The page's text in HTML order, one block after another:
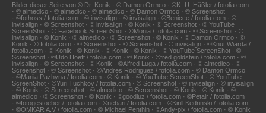
Bilder dieser Seite von:© Dr. Konik · © Damon Ormco · ©K.-U. Häßler / fotolia.com
· © almedico · © almedico · © almedico · © Damon Ormco · © Screenshot
· ©fothoss / fotolia.com · © invisalign · © invisalign · ©Benicce / fotolia.com · ©
invisalign · © Screenshot · © invisalign · © Konik · © Screenshot · © YouTube
ScreenShot · © Facebook ScreenShot · ©Monia / fotolia.com · © Screenshot · ©
invisalign · © Konik · © almedico · © Screenshot · © Konik · © Damon Ormco · ©
Konik · © fotolia.com · © Screenshot · © Screenshot · © invisalign · ©Knut Wiarda /
fotolia.com · © Konik · © Konik · © Konik · © Konik · © YouTube ScreenShot · ©
Screenshot · ©Udo Hoeft / fotolia.com · © Konik · ©fred goldstein / fotolia.com · ©
invisalign · © Screenshot · © Konik · ©Alfred Luga / fotolia.com · © almedico · ©
Screenshot · © Screenshot · ©Andres Rodriguez / fotolia.com · © Damon Ormco
· ©Mariia Pazhyna / fotolia.com · © Konik · © YouTube ScreenShot · © YouTube
ScreenShot · ©Yuri Tuchkov / fotolia.com · © Screenshot · © invisalign · © invisalign
· © Konik · © Screenshot · © almedico · © Screenshot · © Konik · © Konik · ©
almedico · © Screenshot · © Konik · ©goodluz / fotolia.com · ©Petair / fotolia.com
· ©fotogestoeber / fotolia.com · ©nebari / fotolia.com · ©Kirill Kedrinski / fotolia.com
· ©OMKAR A.V / fotolia.com · © Michael Penthin · ©Andy-pix / fotolia.com · © Konik